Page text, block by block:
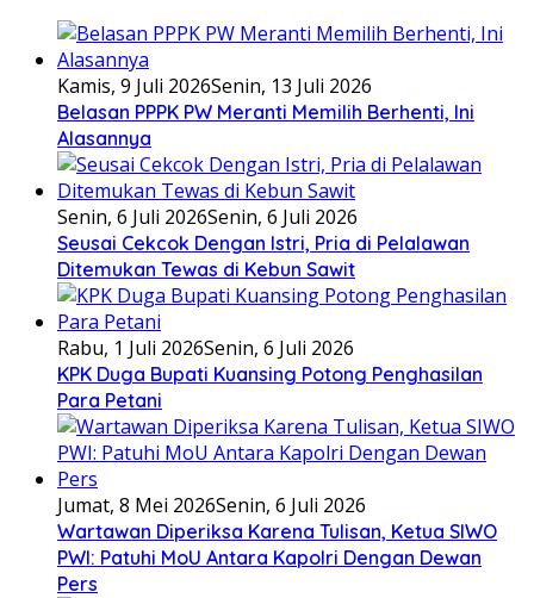
Kamis, 9 Juli 2026Senin, 13 Juli 2026
Belasan PPPK PW Meranti Memilih Berhenti, Ini
Alasannya
Senin, 6 Juli 2026Senin, 6 Juli 2026
Seusai Cekcok Dengan Istri, Pria di Pelalawan
Ditemukan Tewas di Kebun Sawit
Rabu, 1 Juli 2026Senin, 6 Juli 2026
KPK Duga Bupati Kuansing Potong Penghasilan
Para Petani
Jumat, 8 Mei 2026Senin, 6 Juli 2026
Wartawan Diperiksa Karena Tulisan, Ketua SIWO
PWI: Patuhi MoU Antara Kapolri Dengan Dewan
Pers